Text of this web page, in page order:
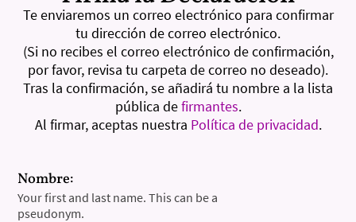
Te enviaremos un correo electrónico para confirmar
tu dirección de correo electrónico.
(Si no recibes el correo electrónico de confirmación,
por favor, revisa tu carpeta de correo no deseado).
Tras la confirmación, se añadirá tu nombre a la lista
pública defirmantes.
Al firmar, aceptas nuestra Política de privacidad.
Nombre:
Your first and last name. This can be a
pseudonym.